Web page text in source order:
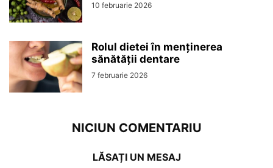
10 februarie 2026
Rolul dietei în menținerea
sănătății dentare
7 februarie 2026
NICIUN COMENTARIU
LĂSAȚI UN MESAJ